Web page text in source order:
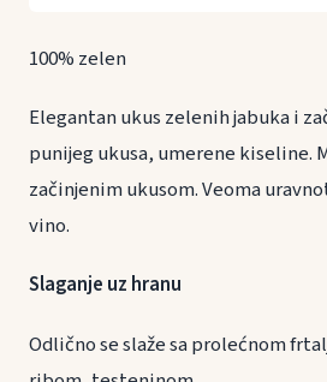
100% zelen
Elegantan ukus zelenih jabuka i
punijeg ukusa, umerene kiseline.
začinjenim ukusom. Veoma
vino.
Slaganje uz hranu
Odlično se slaže sa prolećnom